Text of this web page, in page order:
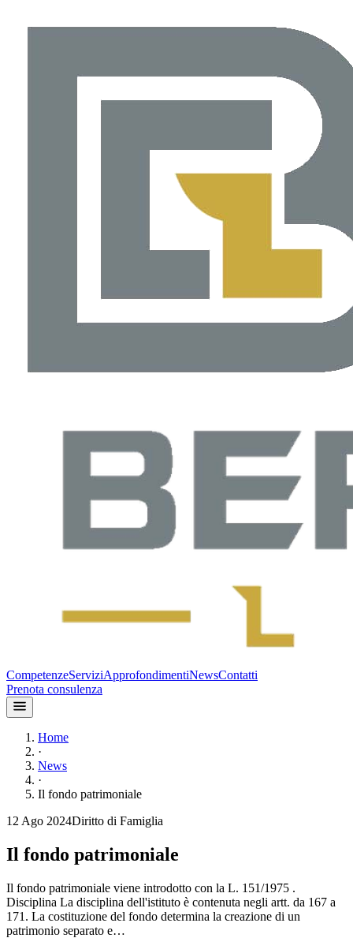
CompetenzeServiziApprofondimentiNewsContatti
Prenota consulenza
Home
·
News
·
Il fondo patrimoniale
12 Ago 2024Diritto di Famiglia
Il fondo patrimoniale
Il fondo patrimoniale viene introdotto con la L. 151/1975 .
Disciplina La disciplina dell'istituto è contenuta negli artt. da 167 a
171. La costituzione del fondo determina la creazione di un
patrimonio separato e…